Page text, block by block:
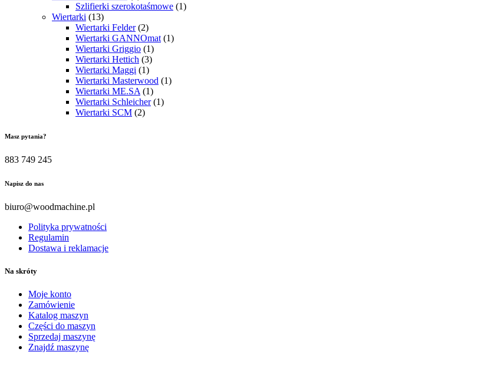
Szlifierki szerokotaśmowe (1)
Wiertarki (13)
Wiertarki Felder (2)
Wiertarki GANNOmat (1)
Wiertarki Griggio (1)
Wiertarki Hettich (3)
Wiertarki Maggi (1)
Wiertarki Masterwood (1)
Wiertarki ME.SA (1)
Wiertarki Schleicher (1)
Wiertarki SCM (2)
Masz pytania?
883 749 245
Napisz do nas
biuro@woodmachine.pl
Polityka prywatności
Regulamin
Dostawa i reklamacje
Na skróty
Moje konto
Zamówienie
Katalog maszyn
Części do maszyn
Sprzedaj maszynę
Znajdź maszynę